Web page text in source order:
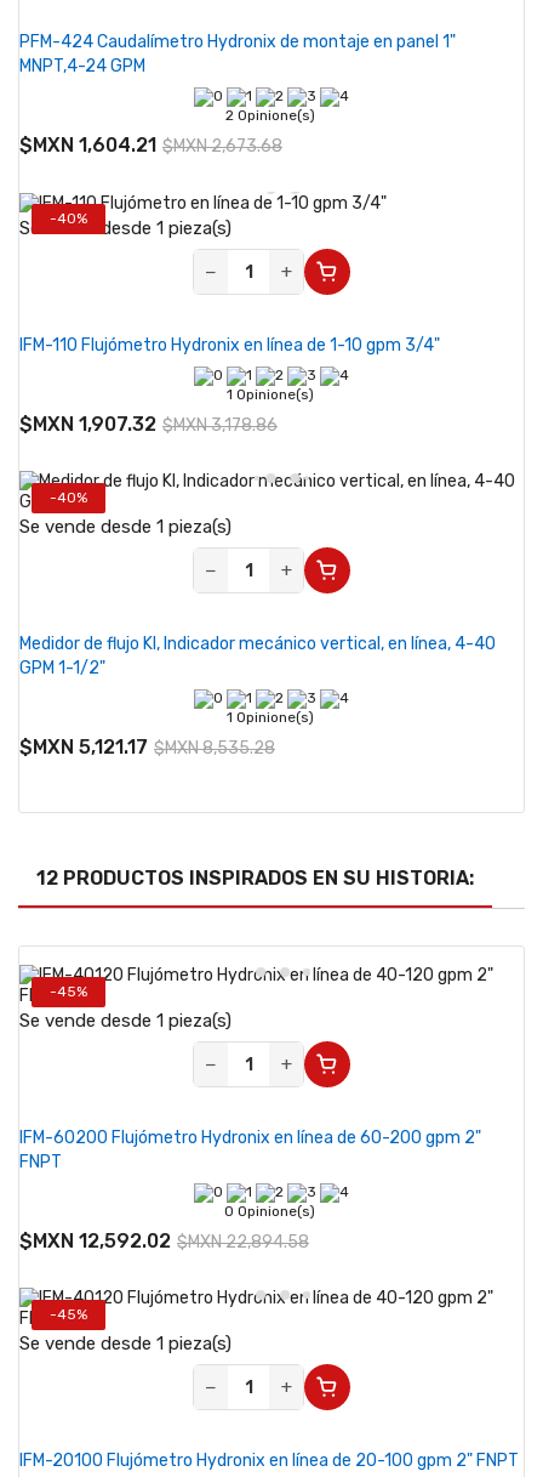
PFM-424 Caudalímetro Hydronix de montaje en panel 1"
MNPT,4-24 GPM
2 Opinione(s)
$MXN 1,604.21 $MXN 2,673.68
-40%
Se vende desde 1 pieza(s)
−
+
IFM-110 Flujómetro Hydronix en línea de 1-10 gpm 3/4"
1 Opinione(s)
$MXN 1,907.32 $MXN 3,178.86
-40%
Se vende desde 1 pieza(s)
−
+
Medidor de flujo KI, Indicador mecánico vertical, en línea, 4-40
GPM 1-1/2"
1 Opinione(s)
$MXN 5,121.17 $MXN 8,535.28
12 PRODUCTOS INSPIRADOS EN SU HISTORIA:
-45%
Se vende desde 1 pieza(s)
−
+
IFM-60200 Flujómetro Hydronix en línea de 60-200 gpm 2"
FNPT
0 Opinione(s)
$MXN 12,592.02 $MXN 22,894.58
-45%
Se vende desde 1 pieza(s)
−
+
IFM-20100 Flujómetro Hydronix en línea de 20-100 gpm 2" FNPT